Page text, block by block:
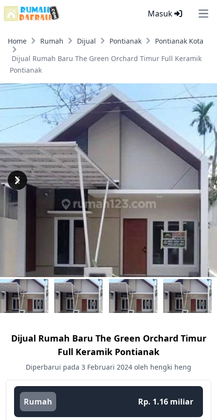
Masuk
Home Rumah Dijual Pontianak
Pontianak Kota
Dijual Rumah Baru The Green Orchard Timur Full Keramik
Pontianak
Previous
Next
Dijual Rumah Baru The Green Orchard Timur
Full Keramik Pontianak
Diperbarui pada 3 Februari 2024 oleh hengki heng
Rumah Rp. 1.16 miliar